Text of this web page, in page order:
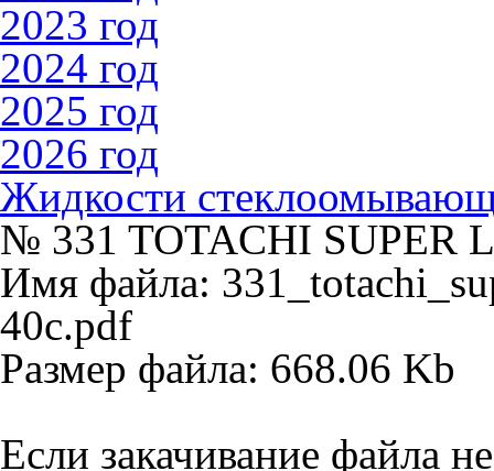
2023 год
2024 год
2025 год
2026 год
Жидкости
№ 331 TOTACHI SUPER
Имя файла:
40c.pdf
Размер файла: 668.06 Kb
Если закачивание файла